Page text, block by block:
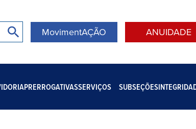
MovimentAÇÃO ANUIDADE
PRERROGATIVASSERVIÇOS SUBSEÇÕES